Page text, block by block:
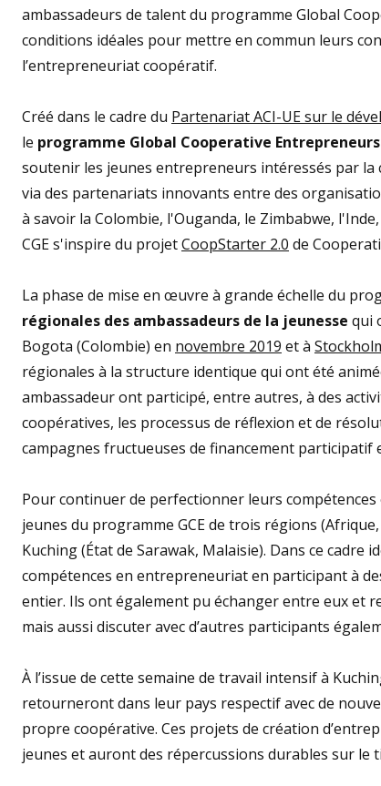
ambassadeurs de talent du programme Global
conditions idéales pour mettre en commun leurs
l’entrepreneuriat coopératif.
Créé dans le cadre du Partenariat ACI-UE sur le
le programme Global Cooperative Entrepreneurs
soutenir les jeunes entrepreneurs intéressés par
via des partenariats innovants entre des
à savoir la Colombie, l'Ouganda, le Zimbabwe,
CGE s'inspire du projetCoopStarter 2.0 de
La phase de mise en œuvre à grande échelle du
régionales des ambassadeurs de la jeunesse qui
Bogota (Colombie) en novembre 2019 et à
régionales à la structure identique qui ont été
ambassadeur ont participé, entre autres, à des
coopératives, les processus de réflexion et de
campagnes fructueuses de financement participatif
Pour continuer de perfectionner leurs
jeunes du programme GCE de trois régions
Kuching (État de Sarawak, Malaisie). Dans ce
compétences en entrepreneuriat en participant à
entier. Ils ont également pu échanger entre eux et
mais aussi discuter avec d’autres participants
À l’issue de cette semaine de travail intensif à
retourneront dans leur pays respectif avec de
propre coopérative. Ces projets de création
jeunes et auront des répercussions durables sur le